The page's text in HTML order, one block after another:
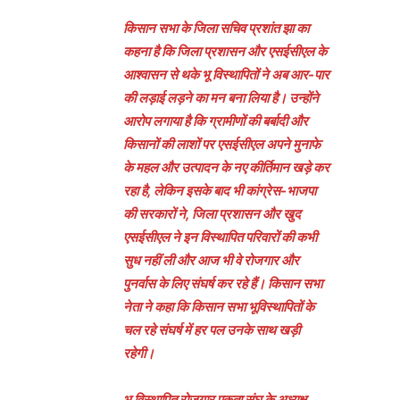
किसान सभा के जिला सचिव प्रशांत झा का
कहना है कि जिला प्रशासन और एसईसीएल के
आश्वासन से थके भू विस्थापितों ने अब आर-पार
की लड़ाई लड़ने का मन बना लिया है। उन्होंने
आरोप लगाया है कि ग्रामीणों की बर्बादी और
किसानों की लाशों पर एसईसीएल अपने मुनाफे
के महल और उत्पादन के नए कीर्तिमान खड़े कर
रहा है, लेकिन इसके बाद भी कांग्रेस-भाजपा
की सरकारों ने, जिला प्रशासन और खुद
एसईसीएल ने इन विस्थापित परिवारों की कभी
सुध नहीं ली और आज भी वे रोजगार और
पुनर्वास के लिए संघर्ष कर रहे हैं। किसान सभा
नेता ने कहा कि किसान सभा भूविस्थापितों के
चल रहे संघर्ष में हर पल उनके साथ खड़ी
रहेगी।